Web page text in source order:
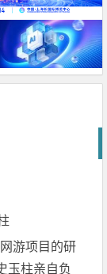
游项目的研
玉柱亲自负